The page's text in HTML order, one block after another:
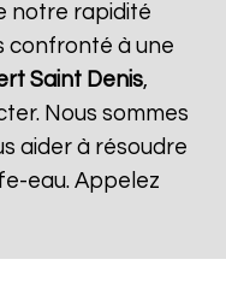
notre rapidité
confronté à une
Saint Denis,
Nous sommes
aider à résoudre
eau. Appelez